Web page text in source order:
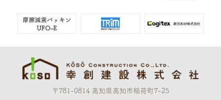
〒781-0814 高知県高知市稲荷町7-25